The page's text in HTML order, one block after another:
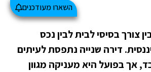
השארו מעודכנים
צורך בסיסי לבית לבין נכס
דירה שנייה נתפסת לעיתים
אך בפועל היא מעניקה מגוון